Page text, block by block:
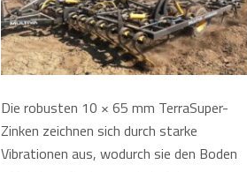
Die robusten 10 × 65 mm TerraSuper-
Zinken zeichnen sich durch starke
Vibrationen aus, wodurch sie den Boden